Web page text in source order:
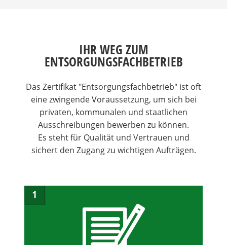
IHR WEG ZUM
ENTSORGUNGSFACHBETRIEB
Das Zertifikat "Entsorgungsfachbetrieb" ist oft
eine zwingende Voraussetzung, um sich bei
privaten, kommunalen und staatlichen
Ausschreibungen bewerben zu können.
Es steht für Qualität und Vertrauen und
sichert den Zugang zu wichtigen Aufträgen.
1